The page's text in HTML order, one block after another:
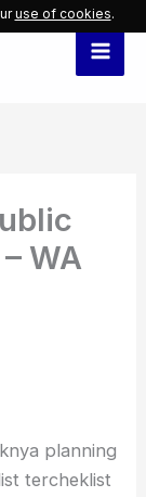
WA
planning
tercheklist
use of cookies.